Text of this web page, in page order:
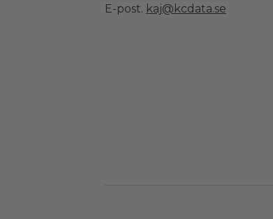
E-post. kaj@kcdata.se